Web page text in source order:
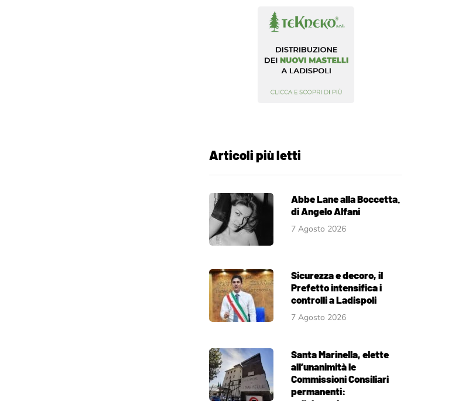
Articoli più letti
Abbe Lane alla Boccetta.
di Angelo Alfani
7 Agosto 2026
Sicurezza e decoro, il
Prefetto intensifica i
controlli a Ladispoli
7 Agosto 2026
Santa Marinella, elette
all’unanimità le
Commissioni Consiliari
permanenti: